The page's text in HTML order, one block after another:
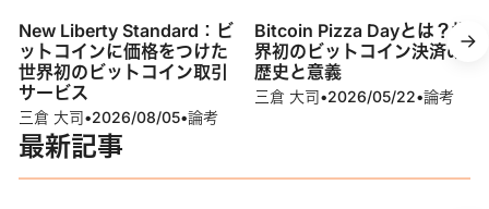
New Liberty Standard：ビ
ットコインに価格をつけた
世界初のビットコイン取引
サービス
三倉 大司•2026/08/05•論考
Bitcoin Pizza Dayとは？世
界初のビットコイン決済の
歴史と意義
三倉 大司•2026/05/22•論考
最新記事